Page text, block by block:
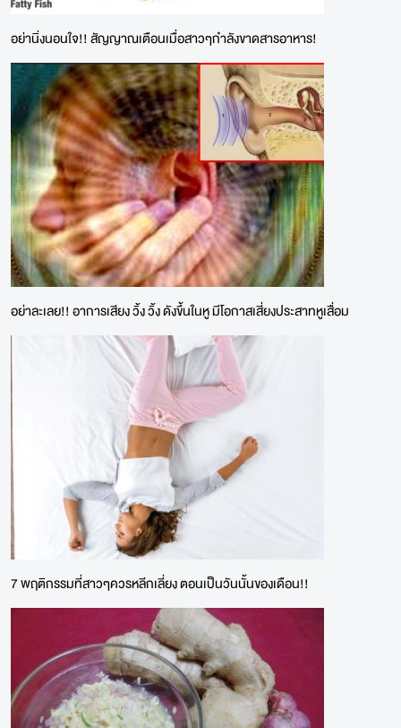
อย่านิ่งนอนใจ!! สัญญาณเตือนเมื่อสาวๆกำลังขาดสารอาหาร!
อย่าละเลย!! อาการเสียง วิ้ง วิ้ง ดังขึ้นในหู มีโอกาสเสี่ยงประสาทหูเสื่อม
7 พฤติกรรมที่สาวๆควรหลีกเลี่ยง ตอนเป็นวันนั้นของเดือน!!